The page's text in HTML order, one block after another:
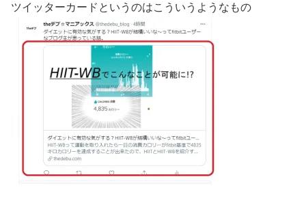
ツイッターカードというのはこういうようなもの